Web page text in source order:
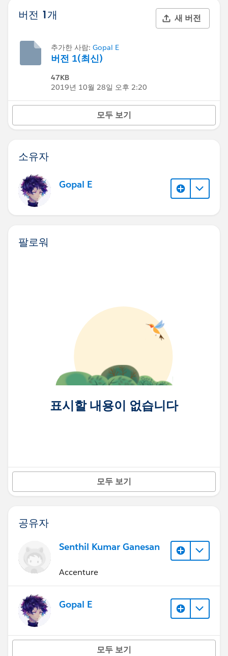
버전 1개 새 버전
추가한 사람: Gopal E
버전 1(최신)
47KB
2019년 10월 28일 오후 2:20
모두 보기
소유자
Gopal E
팔로워
표시할 내용이 없습니다
모두 보기
공유자
Senthil Kumar Ganesan
Accenture
Gopal E
모두 보기